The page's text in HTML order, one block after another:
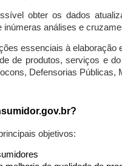
obter os dados
análises e
essenciais à
de produtos, serviços e
Defensorias
objetivos: